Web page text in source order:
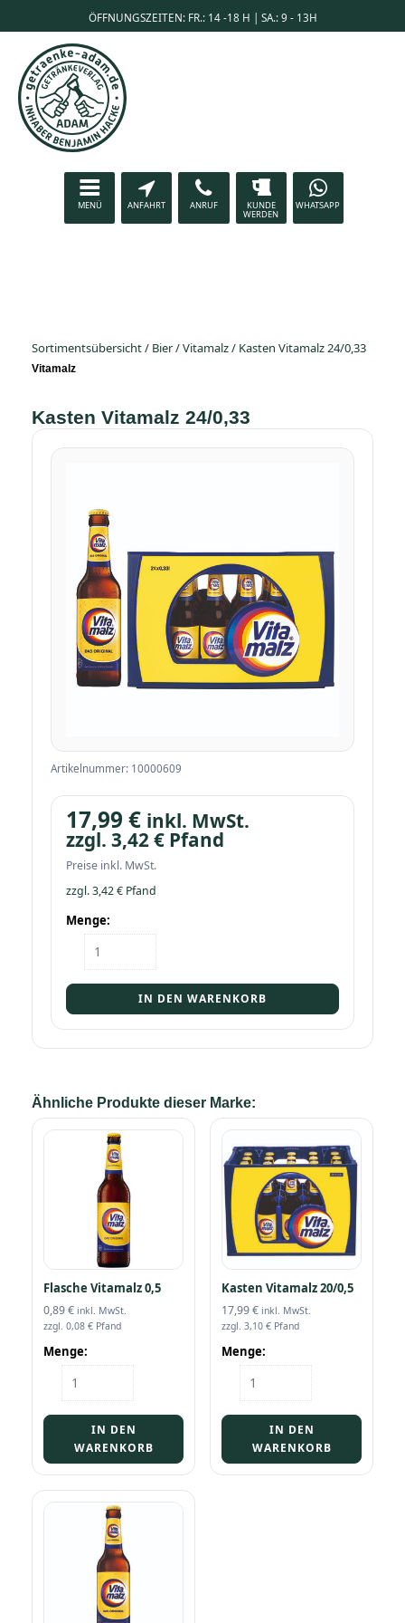
ÖFFNUNGSZEITEN: FR.: 14 -18 H | SA.: 9 - 13H
MENÜ ANFAHRT ANRUF KUNDE
WERDEN
WHATSAPP
Sortimentsübersicht/ Bier/Vitamalz/ Kasten Vitamalz 24/0,33
Vitamalz
Kasten Vitamalz 24/0,33
Artikelnummer: 10000609
17,99 € inkl. MwSt.
zzgl. 3,42€ Pfand
Preise inkl. MwSt.
zzgl.3,42€ Pfand
Menge:
Kasten
Vitamalz
IN DEN WARENKORB
Ähnliche Produkte dieser Marke:
Flasche Vitamalz 0,5
0,89€ inkl. MwSt.
zzgl. 0,08 € Pfand
Menge:
Flasche
Vitamalz
MengeIN DEN
WARENKORB
Kasten Vitamalz 20/0,5
17,99€ inkl. MwSt.
zzgl. 3,10 € Pfand
Menge:
Kasten
Vitamalz
MengeIN DEN
WARENKORB